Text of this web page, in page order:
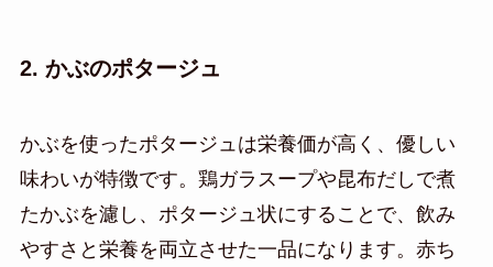
2. かぶのポタージュ
かぶを使ったポタージュは栄養価が高く、優しい
味わいが特徴です。鶏ガラスープや昆布だしで煮
たかぶを濾し、ポタージュ状にすることで、飲み
やすさと栄養を両立させた一品になります。赤ち